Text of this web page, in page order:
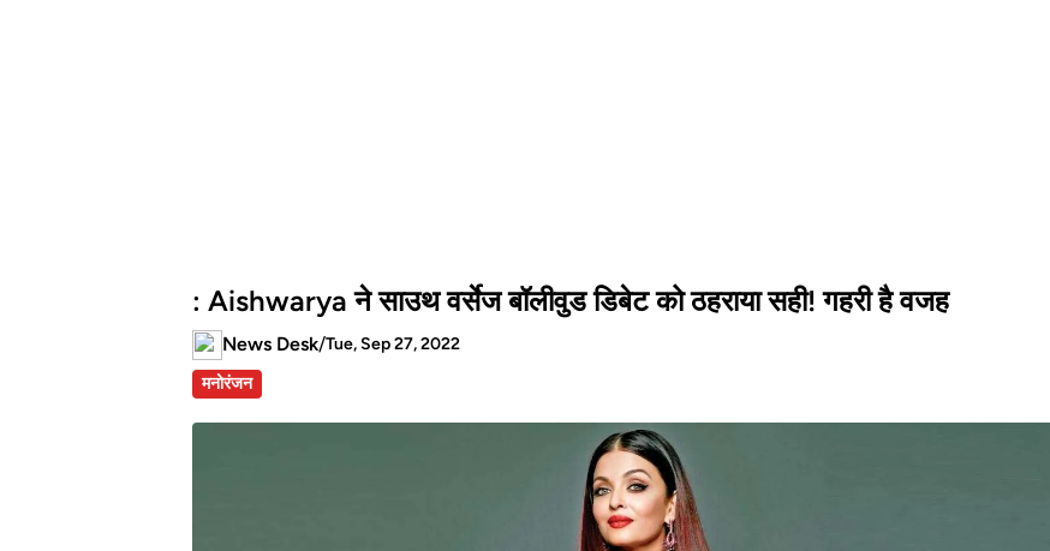
: Aishwarya ने साउथ वर्सेज बॉलीवुड डिबेट को ठहराया सही! गहरी है वजह
News Desk/Tue, Sep 27, 2022
मनोरंजन